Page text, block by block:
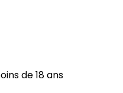
de 18 ans